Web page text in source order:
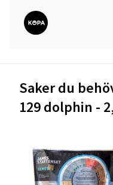
Saker du
129 dolphin -